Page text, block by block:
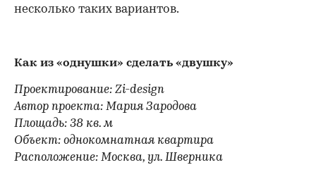
несколько таких вариантов.
Как из «однушки» сделать «двушку»
Проектирование: Zi-design
Автор проекта: Мария Зародова
Площадь: 38 кв. м
Объект: однокомнатная квартира
Расположение: Москва, ул. Шверника